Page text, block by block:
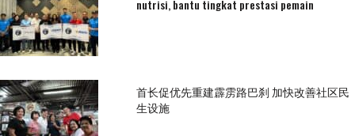
nutrisi, bantu tingkat prestasi pemain
首长促优先重建霹雳路巴刹 加快改善社区民
生设施